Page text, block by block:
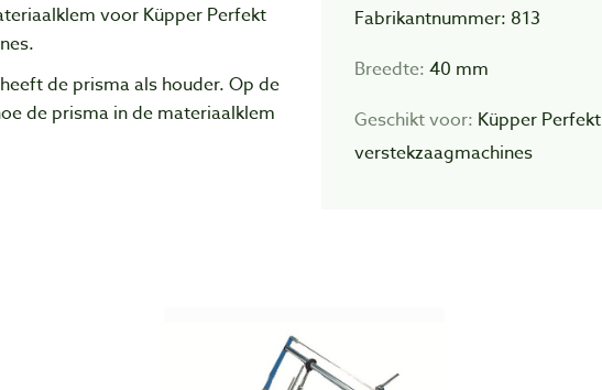
voor Küpper Perfekt
de prisma als houder. Op de
de prisma in de materiaalklem
Fabrikantnummer: 813
Breedte: 40 mm
Geschikt voor: Küpper Perfekt
verstekzaagmachines